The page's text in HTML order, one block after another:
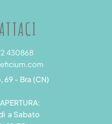
430868
69 - Bra (CN)
a Sabato